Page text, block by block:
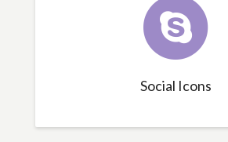
Social Icons